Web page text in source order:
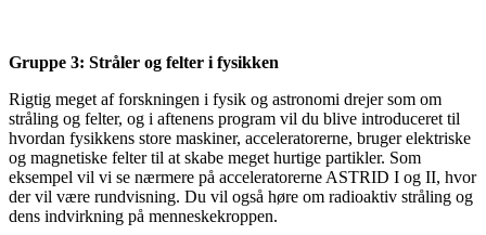
Gruppe 3: Stråler og felter i fysikken
Rigtig meget af forskningen i fysik og astronomi drejer som om
stråling og felter, og i aftenens program vil du blive introduceret til
hvordan fysikkens store maskiner, acceleratorerne, bruger elektriske
og magnetiske felter til at skabe meget hurtige partikler. Som
eksempel vil vi se nærmere på acceleratorerne ASTRID I og II, hvor
der vil være rundvisning. Du vil også høre om radioaktiv stråling og
dens indvirkning på menneskekroppen.